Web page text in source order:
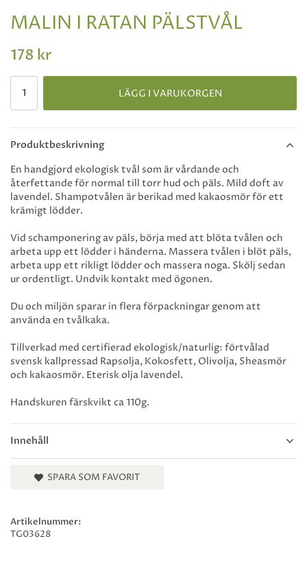
MALIN I RATAN PÄLSTVÅL
178 kr
LÄGG I VARUKORGEN
Produktbeskrivning
Innehåll
En handgjord ekologisk tvål som är vårdande och
återfettande för normal till torr hud och päls. Mild doft av
lavendel. Shampotvålen är berikad med kakaosmör för ett
krämigt lödder.
Vid schamponering av päls, börja med att blöta tvålen och
arbeta upp ett lödder i händerna. Massera tvålen i blöt päls,
arbeta upp ett rikligt lödder och massera noga. Skölj sedan
ur ordentligt. Undvik kontakt med ögonen.
Du och miljön sparar in flera förpackningar genom att
använda en tvålkaka.
Tillverkad med certifierad ekologisk/naturlig: förtvålad
svensk kallpressad Rapsolja, Kokosfett, Olivolja, Sheasmör
och kakaosmör. Eterisk olja lavendel.
Handskuren färskvikt ca 110g.
SPARA SOM FAVORIT
Artikelnummer:
TG03628